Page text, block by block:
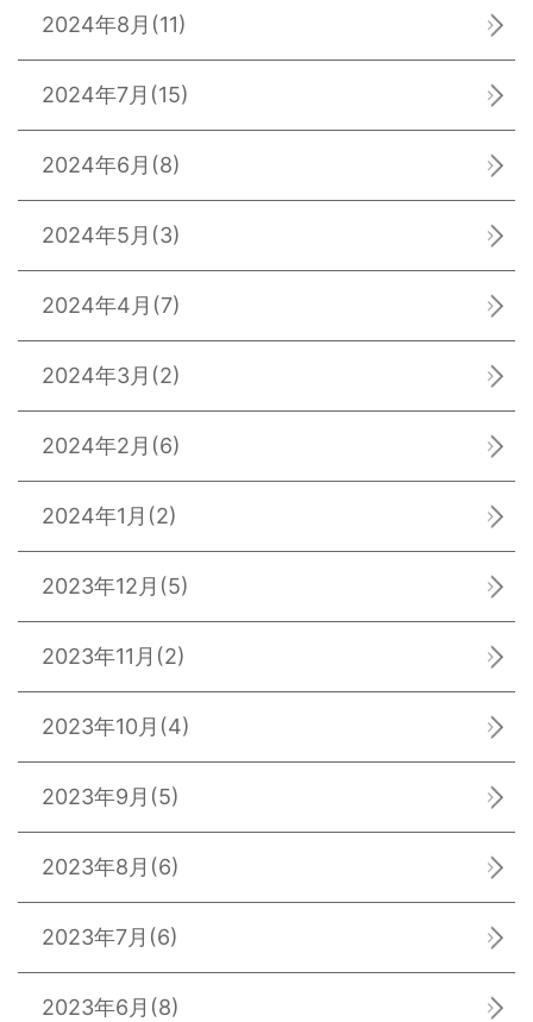
2024年8月 (11)
2024年7月 (15)
2024年6月 (8)
2024年5月 (3)
2024年4月 (7)
2024年3月 (2)
2024年2月 (6)
2024年1月 (2)
2023年12月 (5)
2023年11月 (2)
2023年10月 (4)
2023年9月 (5)
2023年8月 (6)
2023年7月 (6)
2023年6月 (8)